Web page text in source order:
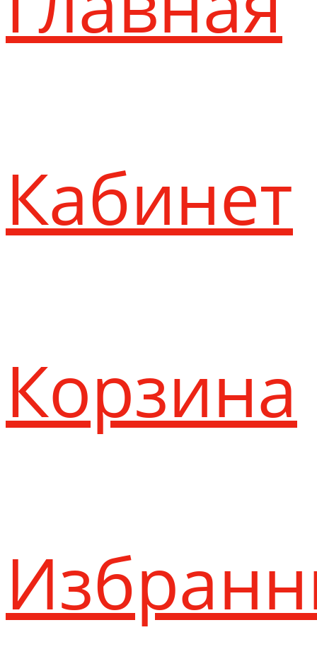
Кабинет
Корзина